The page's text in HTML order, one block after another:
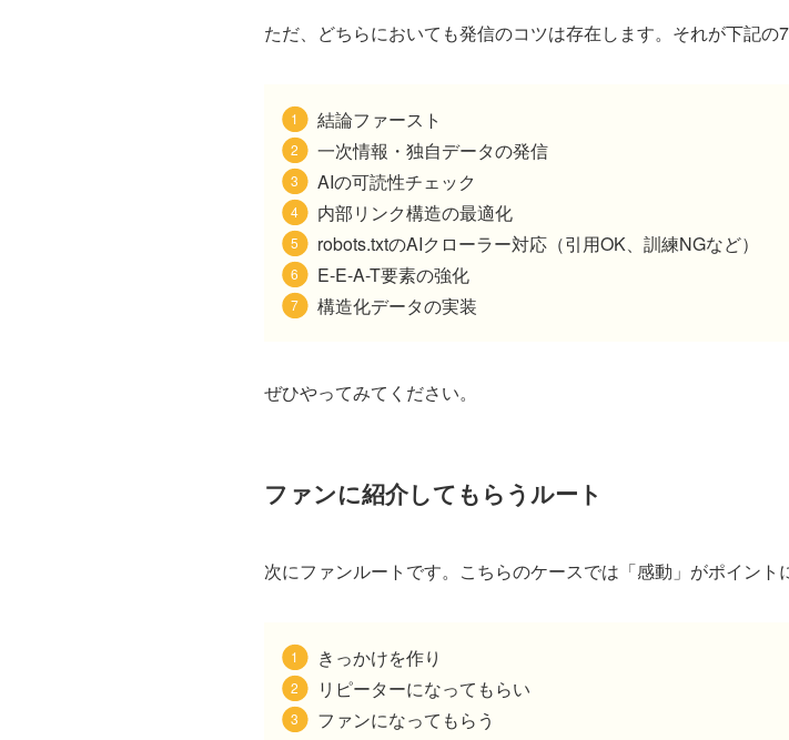
ただ、どちらにおいても発信のコツは存在します。それが下記の7
結論ファースト
一次情報・独自データの発信
AIの可読性チェック
内部リンク構造の最適化
robots.txtのAIクローラー対応（引用OK、訓練NGなど）
E-E-A-T要素の強化
構造化データの実装
ぜひやってみてください。
ファンに紹介してもらうルート
次にファンルートです。こちらのケースでは「感動」がポイント
きっかけを作り
リピーターになってもらい
ファンになってもらう